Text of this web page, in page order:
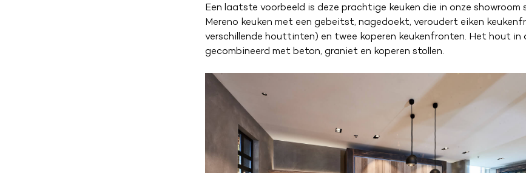
Een laatste voorbeeld is deze prachtige keuken die in onze showroom
Mereno keuken met een gebeitst, nagedoekt, veroudert eiken
verschillende houttinten) en twee koperen keukenfronten. Het hout in
gecombineerd met beton, graniet en koperen stollen.